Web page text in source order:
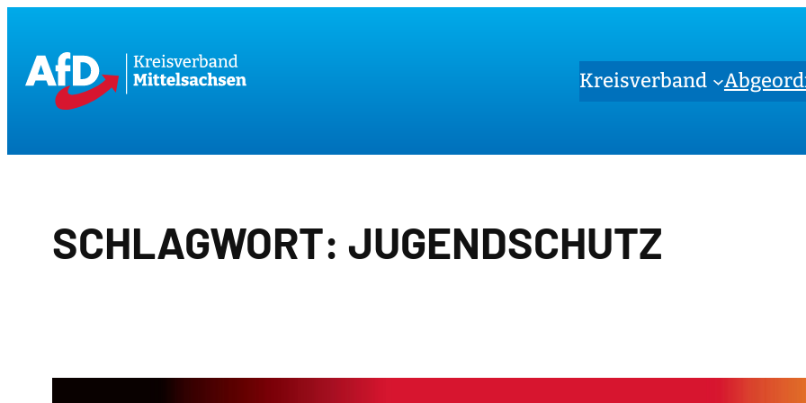
springen
Kreisverband
SCHLAGWORT: JUGENDSCHUTZ